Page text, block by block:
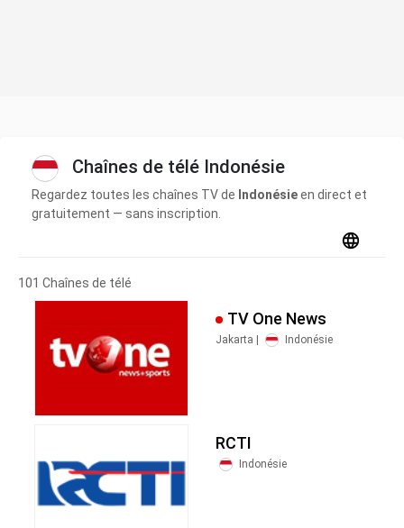
Chaînes de télé Indonésie
Regardez toutes les chaînes TV de Indonésieen direct et
gratuitement — sans inscription.
101 Chaînes de télé
TV One News
Jakarta | Indonésie
RCTI
Indonésie